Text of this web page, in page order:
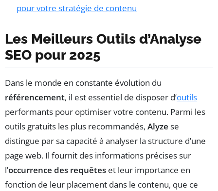
pour votre stratégie de contenu
Les Meilleurs Outils d’Analyse
SEO pour 2025
Dans le monde en constante évolution du
référencement, il est essentiel de disposer d’outils
performants pour optimiser votre contenu. Parmi les
outils gratuits les plus recommandés, Alyze se
distingue par sa capacité à analyser la structure d’une
page web. Il fournit des informations précises sur
l’occurrence des requêtes et leur importance en
fonction de leur placement dans le contenu, que ce